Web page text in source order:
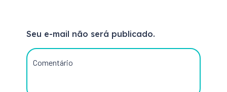
Seu e-mail não será publicado.
Comentário